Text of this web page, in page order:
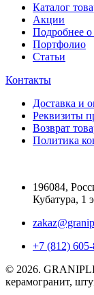
Каталог
Акции
Подробнее о
Портфолио
Статьи
Контакты
Доставка и
Реквизиты
Возврат
Политика
196084,
Кубатура, 1
+7 (812)
© 2026.
керамогранит,